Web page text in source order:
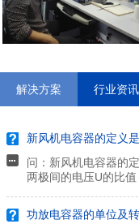
解决方案 行业资讯
新风机电容器的定义
问：新风机电容器的
两极间的电压U的比
功放电容器的单位及